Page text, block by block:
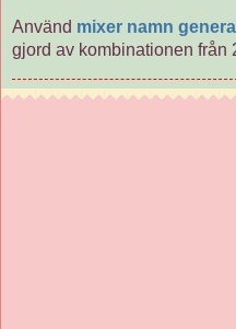
Använd mixer namn
gjord av kombinationen från